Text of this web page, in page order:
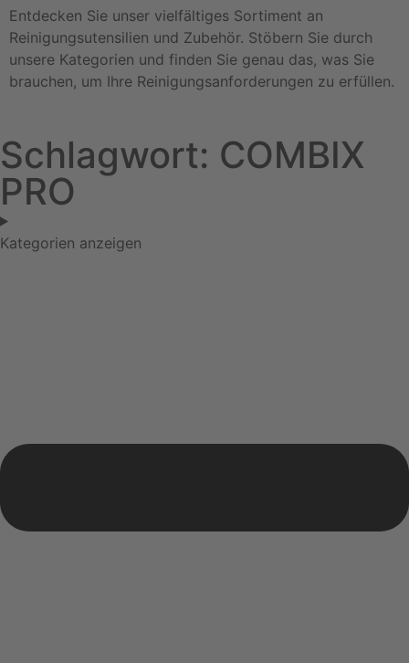
Entdecken Sie unser vielfältiges Sortiment an
Reinigungsutensilien und Zubehör. Stöbern Sie durch
unsere Kategorien und finden Sie genau das, was Sie
brauchen, um Ihre Reinigungsanforderungen zu erfüllen.
Schlagwort: COMBIX
PRO
Kategorien anzeigen